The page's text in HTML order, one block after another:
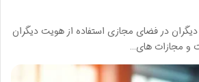
در فضای مجازی استفاده از هویت دیگران
و مجازات های…